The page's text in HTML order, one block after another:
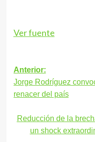
Ver fuente
Navegación
de
entradas
Anterior:
Jorge Rodríguez
renacer del país
Reducción de la
un shock